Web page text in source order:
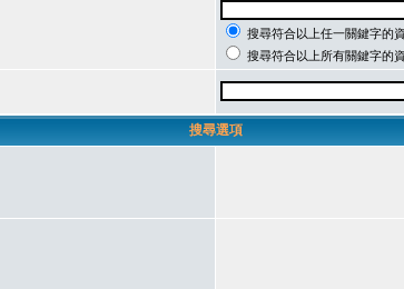
搜尋符合以上任一關鍵字的
搜尋符合以上所有關鍵字的
搜尋選項